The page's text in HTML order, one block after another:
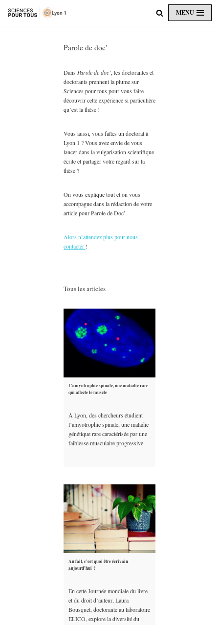
MENU
Parole de doc'
Dans Parole de doc’, les doctorantes et
doctorants prennent la plume sur
Sciences pour tous pour vous faire
découvrir cette expérience si particulière
qu’est la thèse !
Vous aussi, vous faîtes un doctorat à
Lyon 1 ? Vous avez envie de vous
lancer dans la vulgarisation scientifique
écrite et partager votre regard sur la
thèse ?
On vous explique tout et on vous
accompagne dans la rédaction de votre
article pour Parole de Doc’.
Alors n’attendez plus pour nous
contacter !
Tous les articles
L’amyotrophie spinale, une maladie rare
qui affecte le muscle
À Lyon, des chercheurs étudient
l’amyotrophie spinale, une maladie
génétique rare caractérisée par une
faiblesse musculaire progressive
Au fait, c’est quoi être écrivain
aujourd’hui ?
En cette Journée mondiale du livre
et du droit d’auteur, Laura
Bousquet, doctorante au laboratoire
ELICO, explore la diversité du